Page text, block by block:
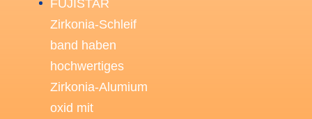
FUJISTAR
Zirkonia-Schleif
band haben
hochwertiges
Zirkonia-Alumium
oxid mit